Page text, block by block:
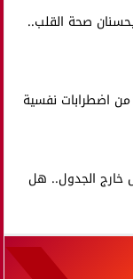
يحسنان صحة القلب..
من اضطرابات نفسية
خارج الجدول.. هل